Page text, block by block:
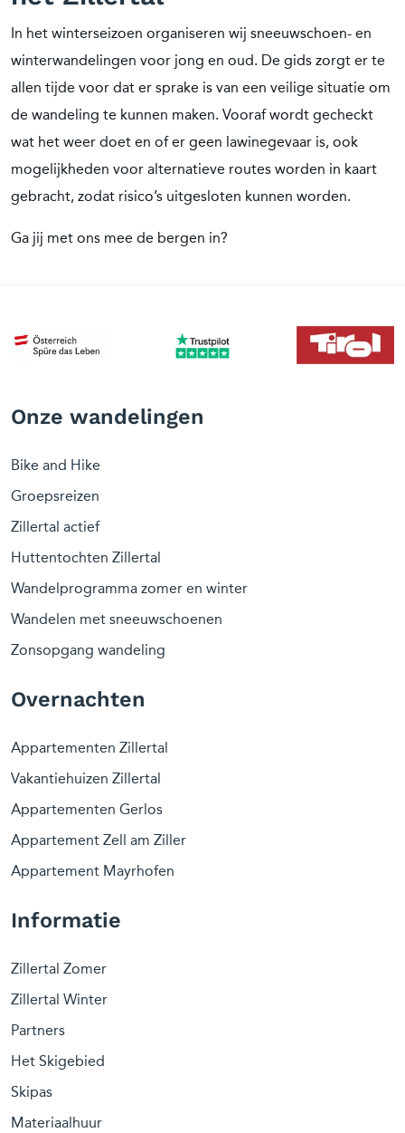
In het winterseizoen organiseren wij sneeuwschoen- en
winterwandelingen voor jong en oud. De gids zorgt er te
allen tijde voor dat er sprake is van een veilige situatie om
de wandeling te kunnen maken. Vooraf wordt gecheckt
wat het weer doet en of er geen lawinegevaar is, ook
mogelijkheden voor alternatieve routes worden in kaart
gebracht, zodat risico’s uitgesloten kunnen worden.
Ga jij met ons mee de bergen in?
Onze wandelingen
Bike and Hike
Groepsreizen
Zillertal actief
Huttentochten Zillertal
Wandelprogramma zomer en winter
Wandelen met sneeuwschoenen
Zonsopgang wandeling
Overnachten
Appartementen Zillertal
Vakantiehuizen Zillertal
Appartementen Gerlos
Appartement Zell am Ziller
Appartement Mayrhofen
Informatie
Zillertal Zomer
Zillertal Winter
Partners
Het Skigebied
Skipas
Materiaalhuur